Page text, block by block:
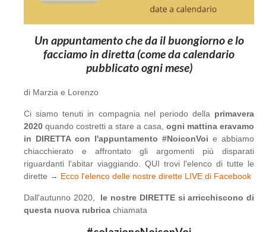
Un appuntamento che da il buongiorno e lo
facciamo in diretta (come da calendario
pubblicato ogni mese)
di Marzia e Lorenzo
Ci siamo tenuti in compagnia nel periodo della primavera
2020 quando costretti a stare a casa, ogni mattina eravamo
in DIRETTA con l'appuntamento #NoiconVoi e abbiamo
chiacchierato e affrontato gli argomenti più disparati
riguardanti l'abitar viaggiando. QUI trovi l'elenco di tutte le
dirette → Ecco l'elenco delle nostre dirette LIVE di Facebook
Dall'autunno 2020, le nostre DIRETTE si arricchiscono di
questa nuova rubrica chiamata